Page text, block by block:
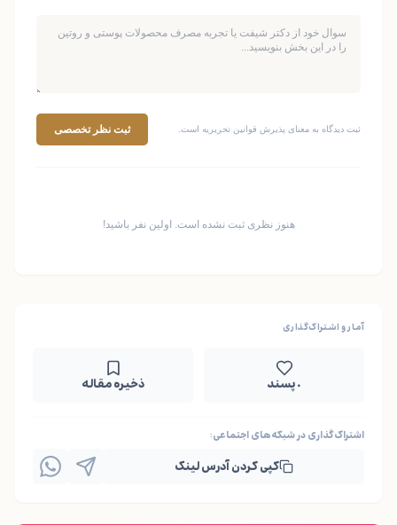
ثبت دیدگاه به معنای پذیرش قوانین تحریریه است. ثبت نظر تخصصی
هنوز نظری ثبت نشده است. اولین نفر باشید!
آمار و اشتراک‌گذاری
۰ پسند ذخیره مقاله
اشتراک‌گذاری در شبکه‌های اجتماعی:
کپی کردن آدرس لینک